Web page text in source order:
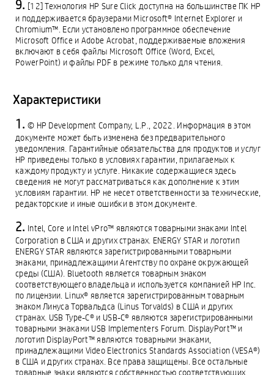
[12] Технология HP Sure Click доступна на большинстве ПК HP
и поддерживается браузерами Microsoft® Internet Explorer и
Chromium™. Если установлено программное обеспечение
Microsoft Office и Adobe Acrobat, поддерживаемые вложения
включают в себя файлы Microsoft Office (Word, Excel,
PowerPoint) и файлы PDF в режиме только для чтения.
Характеристики
© HP Development Company, L.P., 2022. Информация в этом
документе может быть изменена без предварительного
уведомления. Гарантийные обязательства для продуктов и услуг
HP приведены только в условиях гарантии, прилагаемых к
каждому продукту и услуге. Никакие содержащиеся здесь
сведения не могут рассматриваться как дополнение к этим
условиям гарантии. HP не несет ответственности за технические,
редакторские и иные ошибки в этом документе.
Intel, Core и Intel vPro™ являются товарными знаками Intel
Corporation в США и других странах. ENERGY STAR и логотип
ENERGY STAR являются зарегистрированными товарными
знаками, принадлежащими Агентству по охране окружающей
среды (США). Bluetooth является товарным знаком
соответствующего владельца и используется компанией HP Inc.
по лицензии. Linux® является зарегистрированным товарным
знаком Линуса Торвальдса (Linus Torvalds) в США и других
странах. USB Type-C® и USB-C® являются зарегистрированными
товарными знаками USB Implementers Forum. DisplayPort™ и
логотип DisplayPort™ являются товарными знаками,
принадлежащими Video Electronics Standards Association (VESA®)
в США и других странах. Все права защищены. Все остальные
товарные знаки являются собственностью соответствующих